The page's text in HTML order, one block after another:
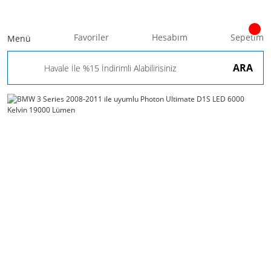
ARA
Menü Favoriler Hesabım Sepetim